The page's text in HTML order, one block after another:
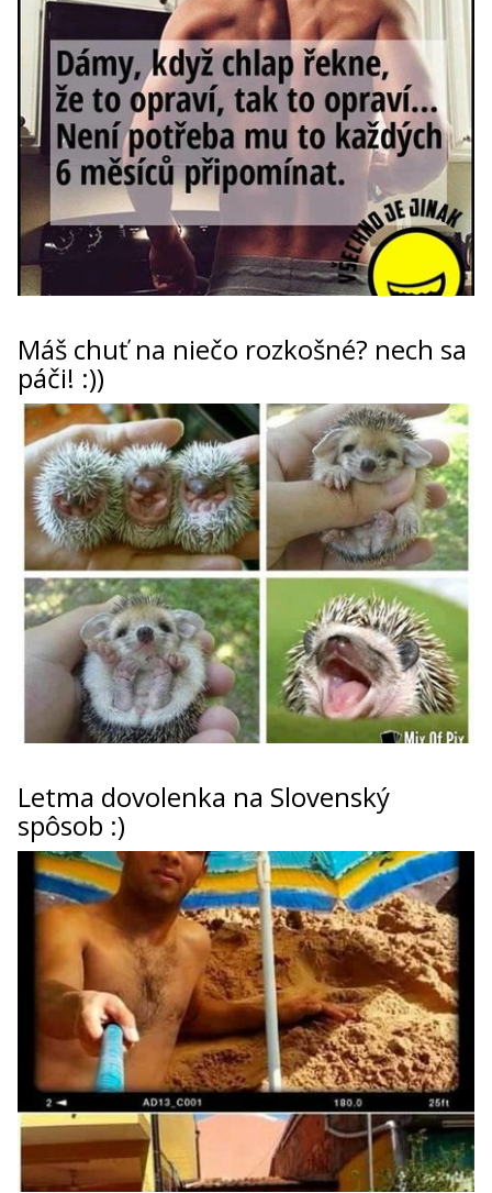
Máš chuť na niečo rozkošné? nech sa
páči! :))
Letma dovolenka na Slovenský
spôsob :)